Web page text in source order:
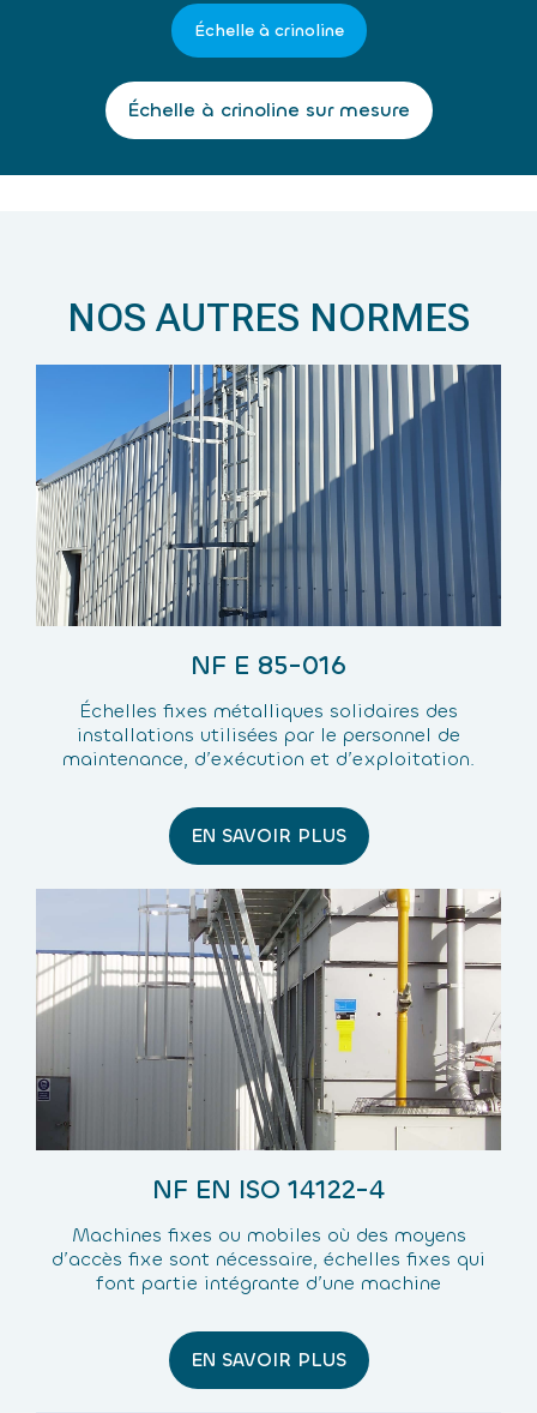
Échelle à crinoline
Échelle à crinoline sur mesure
NOS AUTRES NORMES
NF E 85-016
Échelles fixes métalliques solidaires des
installations utilisées par le personnel de
maintenance, d’exécution et d’exploitation.
EN SAVOIR PLUS
NF EN ISO 14122-4
Machines fixes ou mobiles où des moyens
d’accès fixe sont nécessaire, échelles fixes qui
font partie intégrante d’une machine
EN SAVOIR PLUS